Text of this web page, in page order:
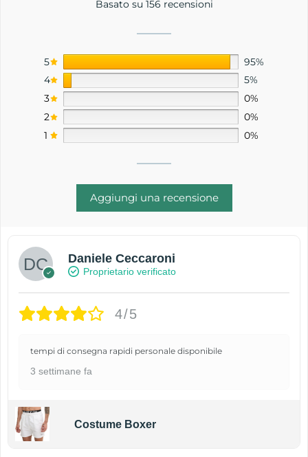
Basato su 156 recensioni
5
95%
4
5%
3
0%
2
0%
1
0%
Aggiungi una recensione
Daniele Ceccaroni
Proprietario verificato
4/5
tempi di consegna rapidi personale disponibile
3 settimane fa
Costume Boxer